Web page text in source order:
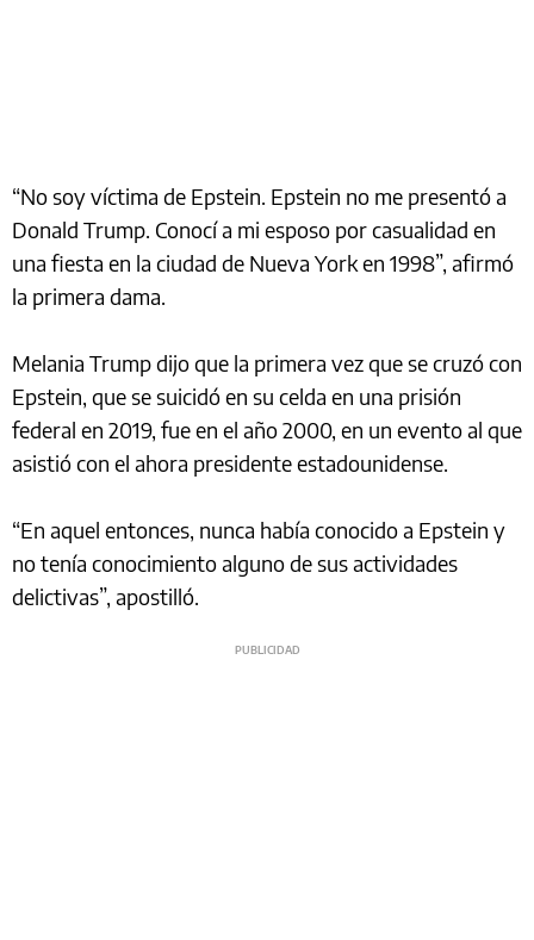
“No soy víctima de Epstein. Epstein no me presentó a
Donald Trump. Conocí a mi esposo por casualidad en
una fiesta en la ciudad de Nueva York en 1998”, afirmó
la primera dama.
Melania Trump dijo que la primera vez que se cruzó con
Epstein, que se suicidó en su celda en una prisión
federal en 2019, fue en el año 2000, en un evento al que
asistió con el ahora presidente estadounidense.
“En aquel entonces, nunca había conocido a Epstein y
no tenía conocimiento alguno de sus actividades
delictivas”, apostilló.